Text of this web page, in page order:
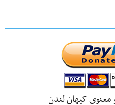
معنوی کیهان لندن